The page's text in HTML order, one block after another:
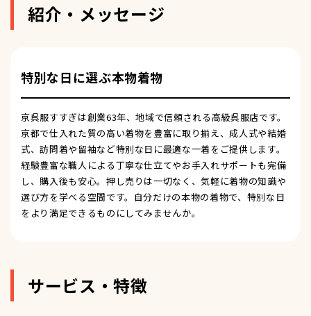
紹介・メッセージ
特別な日に選ぶ本物着物
京呉服すすぎは創業63年、地域で信頼される高級呉服店です。
京都で仕入れた質の高い着物を豊富に取り揃え、成人式や結婚
式、訪問着や留袖など特別な日に最適な一着をご提供します。
経験豊富な職人による丁寧な仕立てやお手入れサポートも完備
し、購入後も安心。押し売りは一切なく、気軽に着物の知識や
選び方を学べる空間です。自分だけの本物の着物で、特別な日
をより満足できるものにしてみませんか。
サービス・特徴